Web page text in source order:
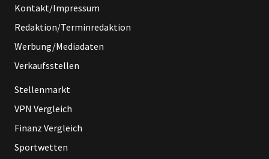
Kontakt/Impressum
Redaktion/Terminredaktion
Werbung/Mediadaten
Verkaufsstellen
Stellenmarkt
VPN Vergleich
Finanz Vergleich
Sportwetten